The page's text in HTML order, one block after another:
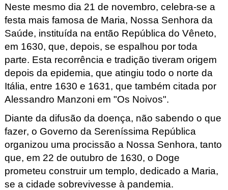
Neste mesmo dia 21 de novembro, celebra-se a
festa mais famosa de Maria, Nossa Senhora da
Saúde, instituída na então República do Vêneto,
em 1630, que, depois, se espalhou por toda
parte. Esta recorrência e tradição tiveram origem
depois da epidemia, que atingiu todo o norte da
Itália, entre 1630 e 1631, que também citada por
Alessandro Manzoni em "Os Noivos".
Diante da difusão da doença, não sabendo o que
fazer, o Governo da Sereníssima República
organizou uma procissão a Nossa Senhora, tanto
que, em 22 de outubro de 1630, o Doge
prometeu construir um templo, dedicado a Maria,
se a cidade sobrevivesse à pandemia.